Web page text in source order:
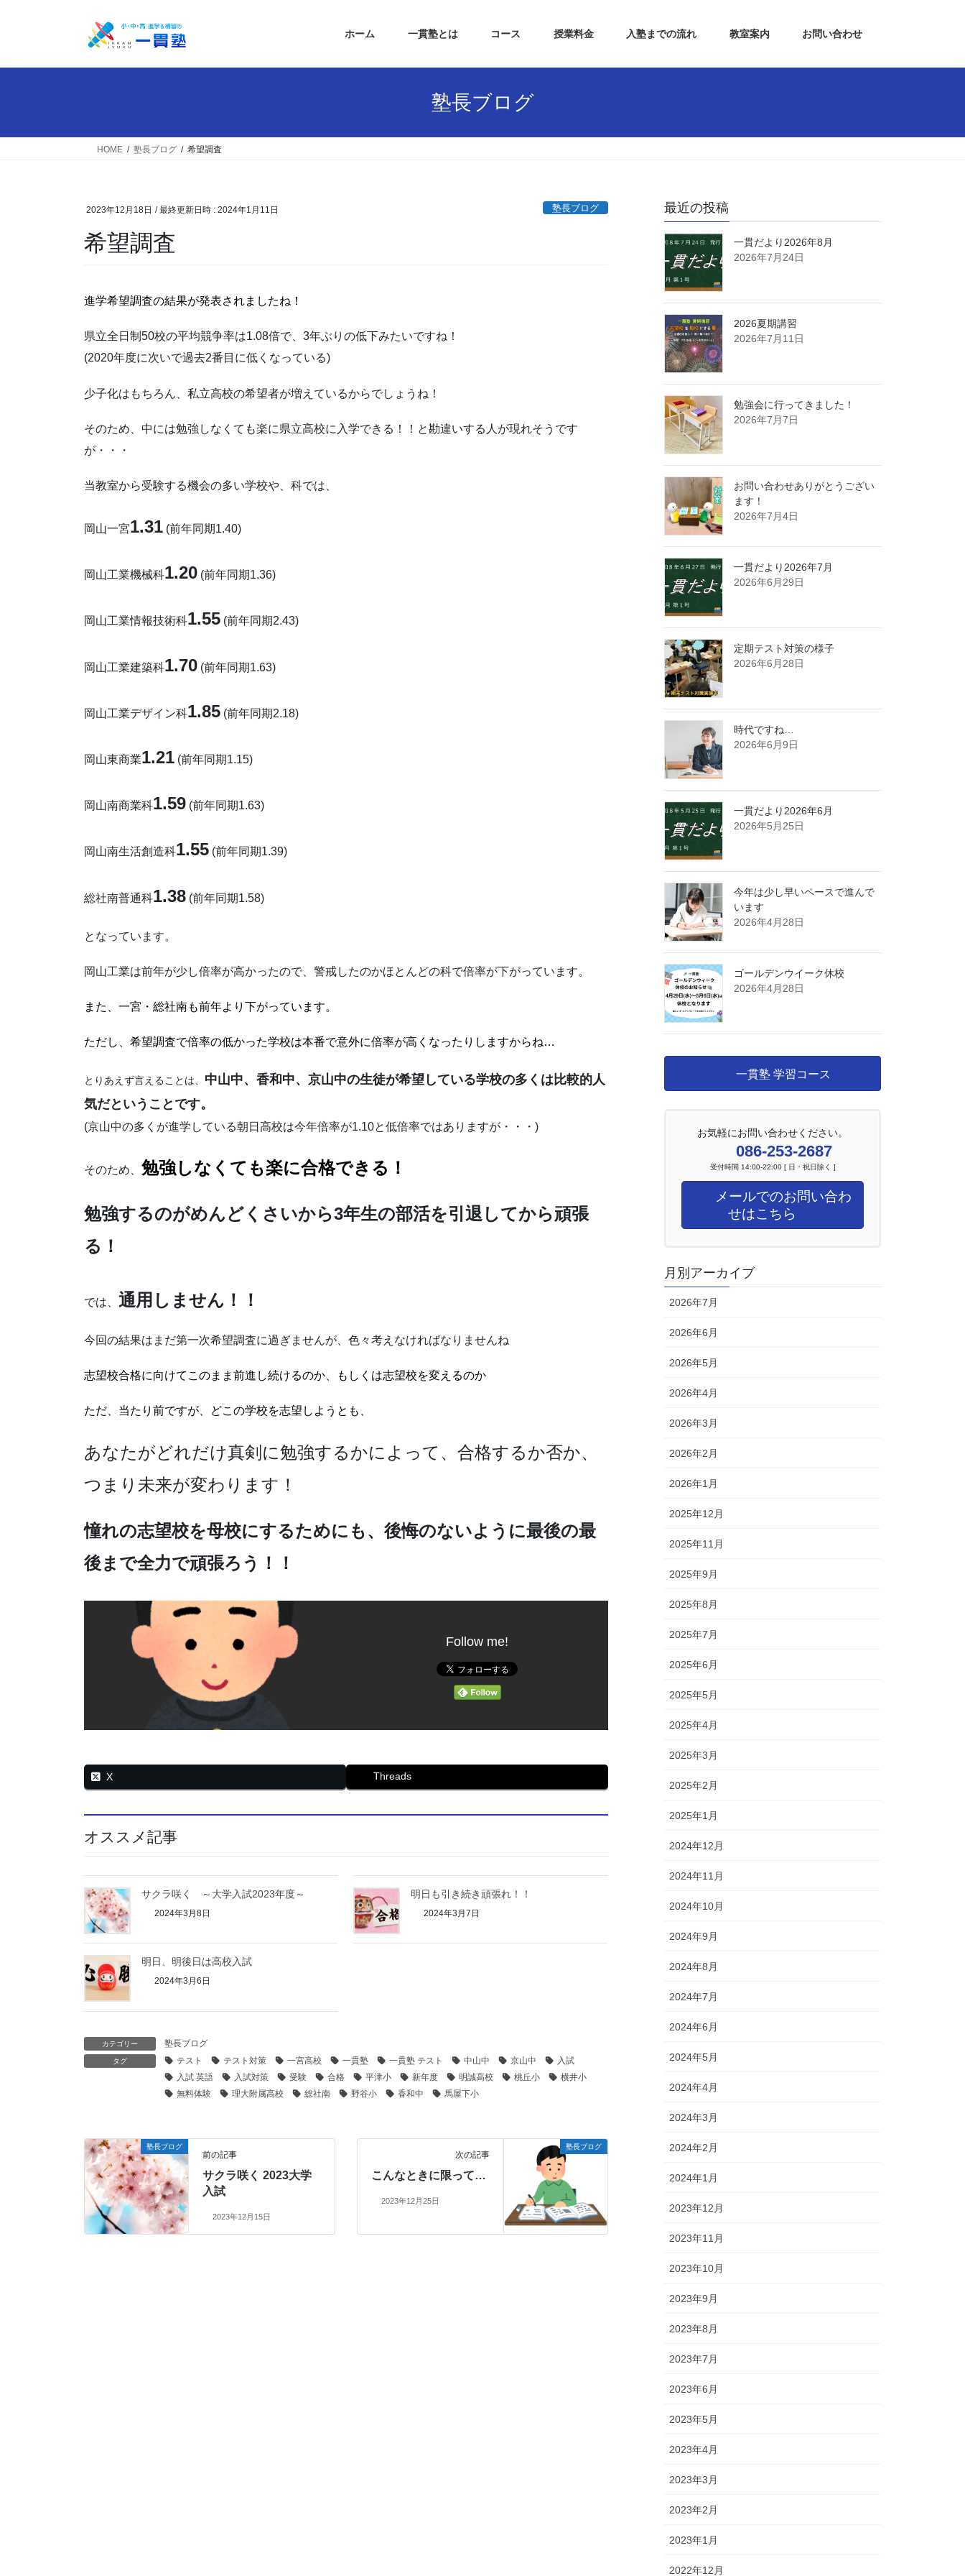
ホーム 一貫塾とは コース 授業料金 入塾までの流れ 教室案内 お問い合わせ
塾長ブログ
HOME 塾長ブログ 希望調査
2023年12月18日 / 最終更新日時 : 2024年1月11日 塾長ブログ
希望調査
進学希望調査の結果が発表されましたね！
県立全日制50校の平均競争率は1.08倍で、3年ぶりの低下みたいですね！
(2020年度に次いで過去2番目に低くなっている)
少子化はもちろん、私立高校の希望者が増えているからでしょうね！
そのため、中には勉強しなくても楽に県立高校に入学できる！！と勘違いする人が現れそうです
が・・・
当教室から受験する機会の多い学校や、科では、
岡山一宮1.31 (前年同期1.40)
岡山工業機械科1.20 (前年同期1.36)
岡山工業情報技術科1.55 (前年同期2.43)
岡山工業建築科1.70 (前年同期1.63)
岡山工業デザイン科1.85 (前年同期2.18)
岡山東商業1.21 (前年同期1.15)
岡山南商業科1.59 (前年同期1.63)
岡山南生活創造科1.55 (前年同期1.39)
総社南普通科1.38 (前年同期1.58)
となっています。
岡山工業は前年が少し倍率が高かったので、警戒したのかほとんどの科で倍率が下がっています。
また、一宮・総社南も前年より下がっています。
ただし、希望調査で倍率の低かった学校は本番で意外に倍率が高くなったりしますからね…
とりあえず言えることは、 中山中、香和中、京山中の生徒が希望している学校の多くは比較的人
気だということです。
(京山中の多くが進学している朝日高校は今年倍率が1.10と低倍率ではありますが・・・)
そのため、 勉強しなくても楽に合格できる！
勉強するのがめんどくさいから3年生の部活を引退してから頑張
る！
では、 通用しません！！
今回の結果はまだ第一次希望調査に過ぎませんが、色々考えなければなりませんね
志望校合格に向けてこのまま前進し続けるのか、もしくは志望校を変えるのか
ただ、当たり前ですが、どこの学校を志望しようとも、
あなたがどれだけ真剣に勉強するかによって、合格するか否か、
つまり未来が変わります！
憧れの志望校を母校にするためにも、後悔のないように最後の最
後まで全力で頑張ろう！！
Follow me!
X Threads
オススメ記事
サクラ咲く ～大学入試2023年度～
2024年3月8日
明日も引き続き頑張れ！！
2024年3月7日
明日、明後日は高校入試
2024年3月6日
カテゴリー 塾長ブログ
タグ テスト テスト対策 一宮高校 一貫塾 一貫塾 テスト 中山中 京山中
入試
入試 英語
入試対策 受験 合格 平津小 新年度 明誠高校 桃丘小
横井小
無料体験
理大附属高校 総社南 野谷小 香和中 馬屋下小
塾長ブログ
前の記事
サクラ咲く 2023大学
入試
2023年12月15日
塾長ブログ
次の記事
こんなときに限って…
2023年12月25日
最近の投稿
一貫だより2026年8月
2026年7月24日
2026夏期講習
2026年7月11日
勉強会に行ってきました！
2026年7月7日
お問い合わせありがとうござい
ます！
2026年7月4日
一貫だより2026年7月
2026年6月29日
定期テスト対策の様子
2026年6月28日
時代ですね…
2026年6月9日
一貫だより2026年6月
2026年5月25日
今年は少し早いペースで進んで
います
2026年4月28日
ゴールデンウイーク休校
2026年4月28日
一貫塾 学習コース
お気軽にお問い合わせください。
086-253-2687
受付時間 14:00-22:00 [ 日・祝日除く ]
メールでのお問い合わ
せはこちら
月別アーカイブ
2026年7月
2026年6月
2026年5月
2026年4月
2026年3月
2026年2月
2026年1月
2025年12月
2025年11月
2025年9月
2025年8月
2025年7月
2025年6月
2025年5月
2025年4月
2025年3月
2025年2月
2025年1月
2024年12月
2024年11月
2024年10月
2024年9月
2024年8月
2024年7月
2024年6月
2024年5月
2024年4月
2024年3月
2024年2月
2024年1月
2023年12月
2023年11月
2023年10月
2023年9月
2023年8月
2023年7月
2023年6月
2023年5月
2023年4月
2023年3月
2023年2月
2023年1月
2022年12月